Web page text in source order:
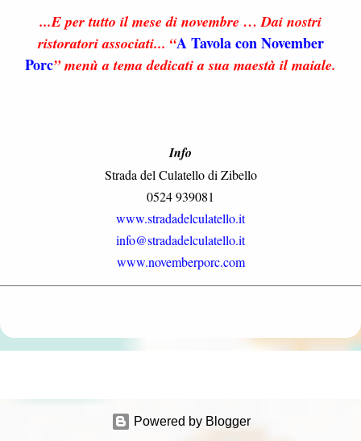
...E per tutto il mese di novembre … Dai nostri
ristoratori associati... “A Tavola con November
Porc” menù a tema dedicati a sua maestà il maiale.
Info
Strada del Culatello di Zibello
0524 939081
www.stradadelculatello.it
info@stradadelculatello.it
www.novemberporc.com
Powered by Blogger